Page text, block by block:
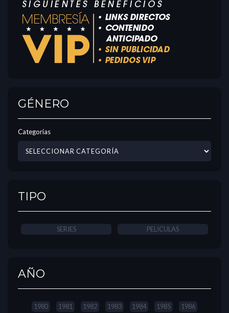
GÉNERO
Categorías
TIPO
SERIES PELICULAS
AÑO
1980 1981 1982 1983 1984 1985 1986